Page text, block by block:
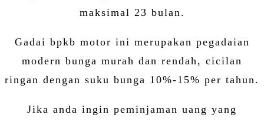
maksimal 23 bulan.
Gadai bpkb motor ini merupakan pegadaian
modern bunga murah dan rendah, cicilan
ringan dengan suku bunga 10%-15% per tahun.
Jika anda ingin peminjaman uang yang